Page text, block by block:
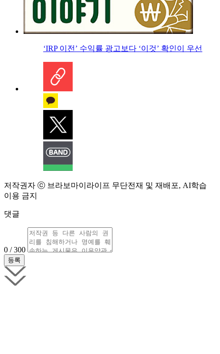
‘IRP 이전’ 수익률 광고보다 ‘이것’ 확인이 우선
저작권자 ⓒ 브라보마이라이프 무단전재 및 재배포, AI학습
이용 금지
댓글
0 / 300